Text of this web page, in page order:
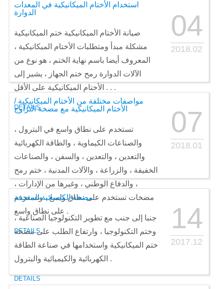
استخدام الأختام الميكانيكية في المعدات
الدوارة
04
2018.02
صيانة الأختام الميكانيكية ختم الميكانيكية
مشكلة مبدأ ومتطلبات الأختام الميكانيكية ،
المعروف أيضا باسم نهاية الختم ، هو نوع من
الآلات الدوارة رمح ختم الجهاز ، يشير إلى
الأختام الميكانيكية على الأقل . . .
DETAILS
مواصفات مختلفة من الأختام الميكانيكية /
الأختام الميكانيكية مع مضخة التزاوج
07
2018.01
تستخدم على نطاق واسع في البترول ،
والصناعات الكيماوية ، والطاقة الكهربائية
والتعدين ، والتعدين ، والسفن ، والصناعات
الخفيفة ، والزراعة ، والآلات المدنية ، ختم رمح
، والدفاع الوطني ، وغيرها من الإدارات ،
مضخات تستخدم على نطاق واسع ، وتستخدم
على نطاق واسع .
DETAILS
مضخة الكيميائية المعرفة
14
2017.12
جنبا إلى جنب مع تطوير التكنولوجيا الصناعية ،
وختم التكنولوجيا ، وارتفاع الطلب على مضخة
ختم الميكانيكية واستخدامها في صناعة الطاقة
الكهربائية والكيميائية والبترول .
DETAILS